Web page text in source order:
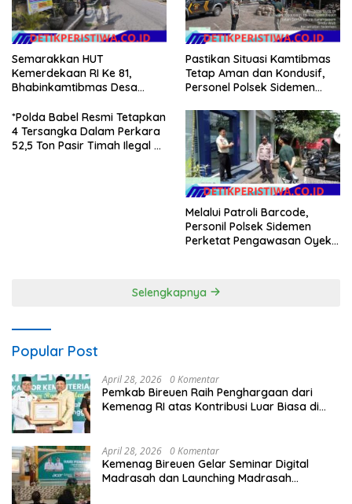
Semarakkan HUT
Kemerdekaan RI Ke 81,
Bhabinkamtibmas Desa
Warganya Kibarkan Bendera
Merah Putih
Pastikan Situasi Kamtibmas
Tetap Aman dan Kondusif,
Personel Polsek Sidemen
*Polda Babel Resmi Tetapkan
4 Tersangka Dalam Perkara
52,5 Ton Pasir Timah Ilegal Di
Melalui Patroli Barcode,
Personil Polsek Sidemen
Perketat Pengawasan Oyek
Selengkapnya
Popular Post
April 28, 2026 0 Komentar
Pemkab Bireuen Raih Penghargaan dari
Kemenag RI atas Kontribusi Luar Biasa di
April 28, 2026 0 Komentar
Kemenag Bireuen Gelar Seminar Digital
Madrasah dan Launching Madrasah